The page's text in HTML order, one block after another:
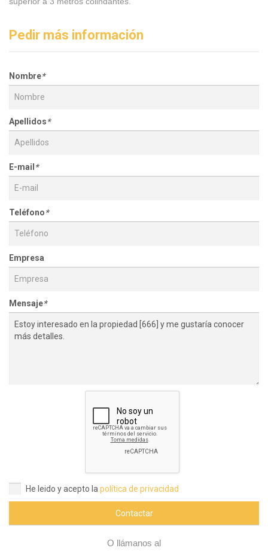
Pedir más información
Nombre*
Apellidos*
E-mail *
Teléfono*
Empresa
Mensaje*
He leido y acepto la política de privacidad
Contactar
O llámanos al